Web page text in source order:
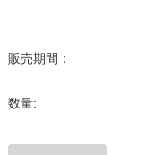
販売期間：
数量: